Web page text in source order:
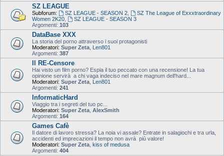
SZ LEAGUE
Subforum: SZ LEAGUE - SEASON 2,
SZ The League of Exxxtraordinary
Women 2K20
SZ LEAGUE - SEASON 3
Argomenti: 103
DataBase XXX
La storia del porno attraverso i suoi protagonisti
Moderatori: Super Zeta Len801
Argomenti: 387
Il RE-Censore
Hai visto un film porno? Espia il tuo peccato con una recensione! La tua
opinione servirà a chi vaga indeciso nel mare magnum dell'hard...
Moderatori: Super Zeta Len801
Argomenti: 241
InformaticHard
Viaggio tra i segreti del tuo pc...
Moderatori: Super Zeta AlexSmith
Argomenti: 164
Games Cafè
Il datore di lavoro stressa? La noia vi assale? Entrate in salagiochi e tra urla,
accidenti ed imprecazioni il tempo non avrà più valore!
Moderatori: Super Zeta kiss of medusa
Argomenti: 404